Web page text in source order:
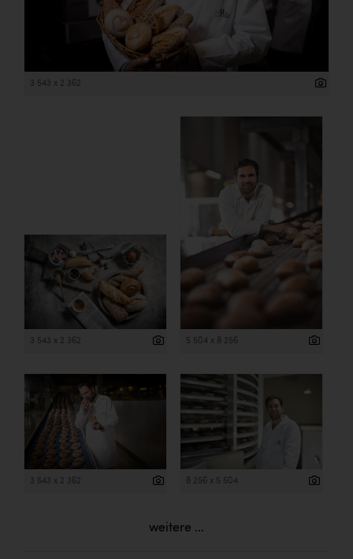
3 543 x 2 362
3 543 x 2 362 5 504 x 8 256
3 543 x 2 362 8 256 x 5 504
weitere ...